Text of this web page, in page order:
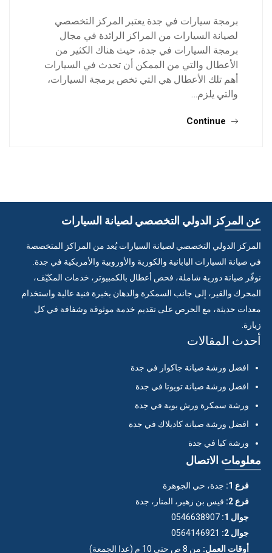
برمجة سيارات في جدة يعتبر المركز التخصصي
لصيانة السيارات من المراكز الرائدة في مجال
برمجة السيارات في جدة، حيث هناك الكثير من
الأعطال والتي من الممكن أن تحدث في السيارات
أهم تلك الأعطال هي التي تخص برمجة السيارات،
والتي يلزم…
Continue
عن المركز الدولي التخصصي لصيانة السيارات
المركز الدولي التخصصي لصيانة السيارات يُعد من المراكز المتخصصة
في صيانة السيارات اليابانية والكورية والأوروبية والأمريكية في جدة.
نوفّر صيانة دورية شاملة، فحص أعطال بالكمبيوتر، خدمات المكيّف،
المحرك والقير، إلى جانب السمكرة والدهان بخبرة فنية عالية واستخدام
معدات حديثة، مع الحرص على تقديم خدمة موثوقة وشفافة في كل
زيارة.
أحدث المقالات
افضل ورشة صيانة جاكوار في جدة
افضل ورشة صيانة تويوتا في جدة
ورشة سمكرة ورش بوية في جدة
افضل ورشة صيانة كاديلاك في جدة
ورشة كيا في جدة
معلومات الاتصال
فرع 1:
جدة، حي الجوهرة
فرع 2:
قيس بن زهير، المنار، جدة
جوال 1:
0546638907
جوال 2:
0564146921
أوقات العمل: من 8 ص حتى 10 م (عدا الجمعة)